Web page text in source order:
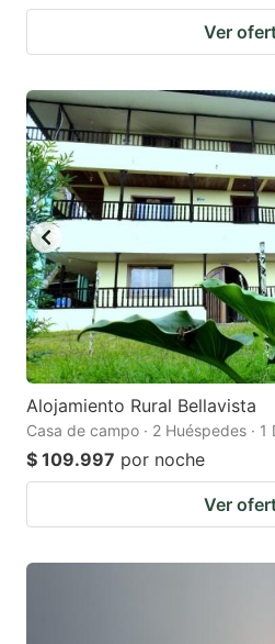
Ver
Alojamiento Rural Bellavista
Casa de campo · 2 Huéspedes · 1
$ 109.997 por noche
Ver